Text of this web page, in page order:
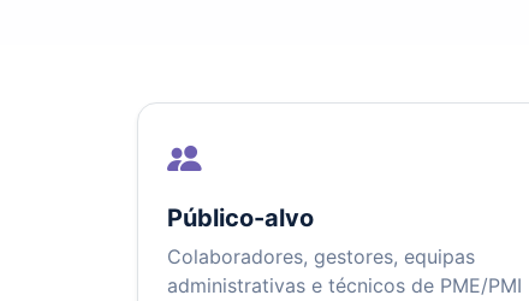
Público-alvo
Colaboradores, gestores, equipas
administrativas e técnicos de PME/PMI